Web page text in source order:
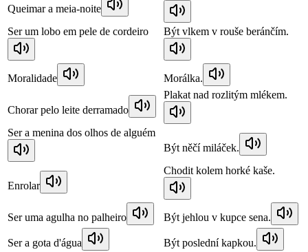
Queimar a meia-noite
Ser um lobo em pele de cordeiro Být vlkem v rouše beránčím.
Moralidade Morálka.
Chorar pelo leite derramado
Plakat nad rozlitým mlékem.
Ser a menina dos olhos de alguém
Být něčí miláček.
Enrolar
Chodit kolem horké kaše.
Ser uma agulha no palheiro Být jehlou v kupce sena.
Ser a gota d'água Být poslední kapkou.